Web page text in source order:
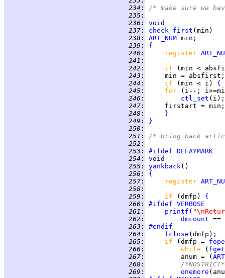
234 :
/* make sure we
235 :
236 :
void
237 : check_first
238 : ART_NUM
239 :
{
240 : register
241 :
242 :
if
243 :
244 : if (min < i) {
245 :
for
246 : ctl_set
247 :
248 :
}
249 :
}
250 :
251 :
/* bring back
252 :
253 : #ifdef DELAYMARK
254 :
void
255 : yankback
256 :
{
257 : register
258 :
259 : if (dmfp) {
260 : #ifdef VERBOSE
261 : printf (
262 : dmcount ==
263 :
#endif
264 : fclose
265 : if (dmfp =
266 : while (
267 :
         anum = (
268 :
/
269 : onemore